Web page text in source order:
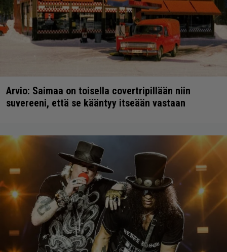
Arvio: Saimaa on toisella covertripillään niin
suvereeni, että se kääntyy itseään vastaan